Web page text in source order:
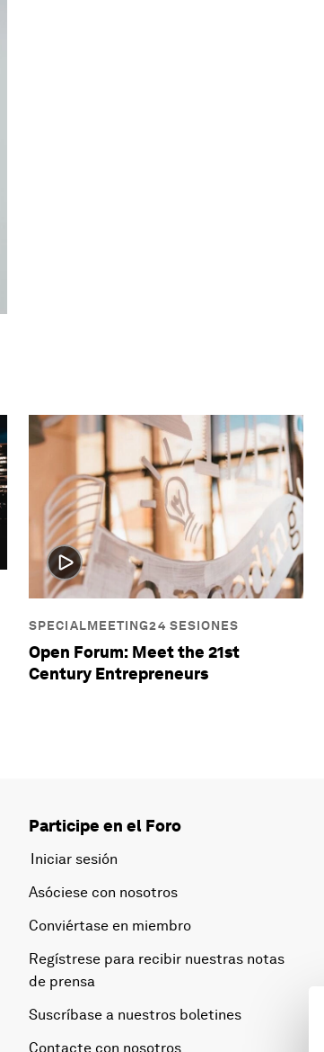
SPECIALMEETING24 SESIONES
Open Forum: Meet the 21st
Century Entrepreneurs
Participe en el Foro
Iniciar sesión
Asóciese con nosotros
Conviértase en miembro
Regístrese para recibir nuestras notas
de prensa
Suscríbase a nuestros boletines
Contacte con nosotros